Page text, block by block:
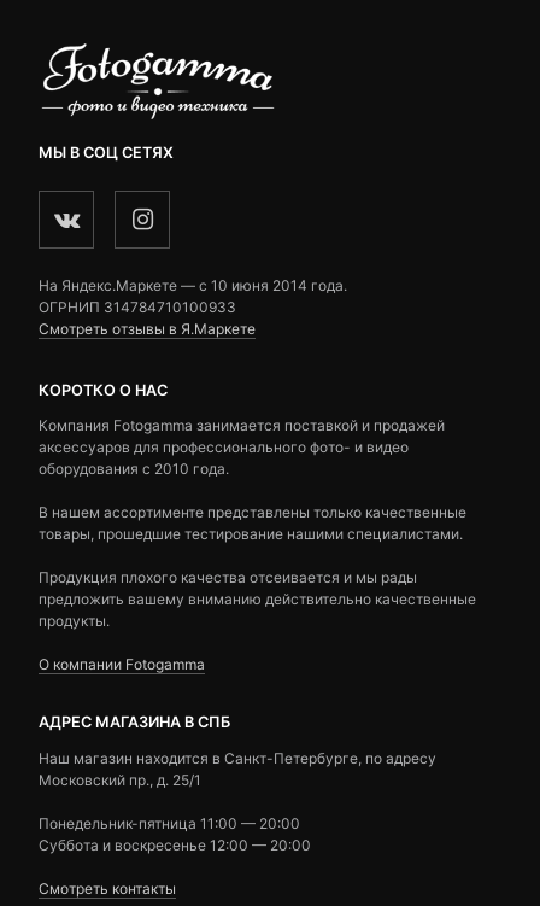
МЫ В СОЦ СЕТЯХ
На Яндекс.Маркете — c 10 июня 2014 года.
ОГРНИП 314784710100933
Смотреть отзывы в Я.Маркете
КОРОТКО О НАС
Компания Fotogamma занимается поставкой и продажей
аксессуаров для профессионального фото- и видео
оборудования с 2010 года.
В нашем ассортименте представлены только качественные
товары, прошедшие тестирование нашими специалистами.
Продукция плохого качества отсеивается и мы рады
предложить вашему вниманию действительно качественные
продукты.
О компании Fotogamma
АДРЕС МАГАЗИНА В СПБ
Наш магазин находится в Санкт-Петербурге, по адресу
Московский пр., д. 25/1
Понедельник-пятница 11:00 — 20:00
Суббота и воскресенье 12:00 — 20:00
Смотреть контакты